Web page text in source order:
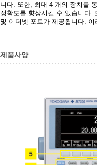
니다. 또한, 최대 4 개의 장치를
정확도를 향상시킬 수 있습니다.
및 이더넷 포트가 제공됩니다. 이
제품사양